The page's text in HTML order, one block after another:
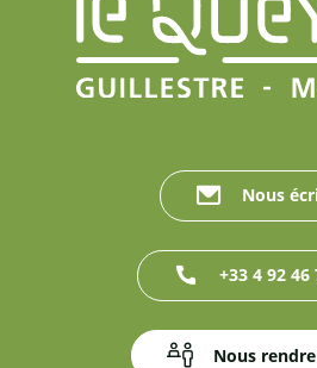
Nous
+33 4 92 46
Nous